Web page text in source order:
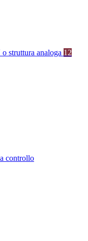
struttura analoga 12
controllo